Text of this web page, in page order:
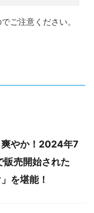
ご注意ください。
爽やか！2024年7
販売開始された
を堪能！